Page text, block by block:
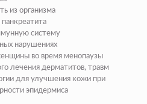
из организма
систему
нарушениях
во время менопаузы
лечения дерматитов, травм
для улучшения кожи при
эпидермиса